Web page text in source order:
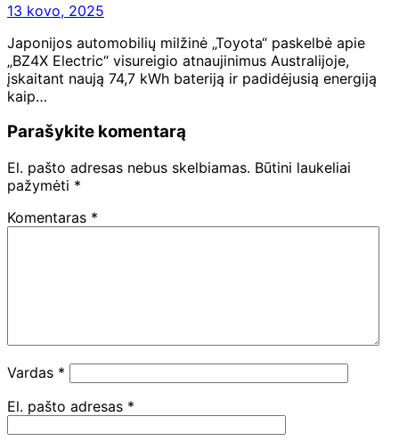
13 kovo, 2025
Japonijos automobilių milžinė „Toyota“ paskelbė apie
„BZ4X Electric“ visureigio atnaujinimus Australijoje,
įskaitant naują 74,7 kWh bateriją ir padidėjusią energiją
kaip…
Parašykite komentarą
El. pašto adresas nebus skelbiamas. Būtini laukeliai
pažymėti *
Komentaras *
Vardas *
El. pašto adresas *